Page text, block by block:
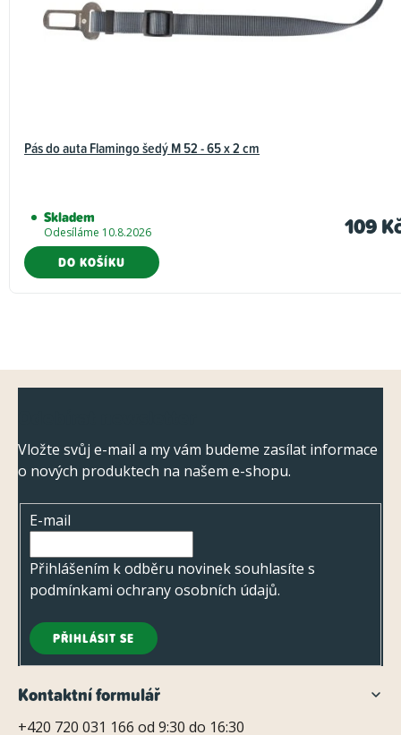
Pás do auta Flamingo šedý M 52 - 65 x 2 cm
Skladem
Odesíláme 10.8.2026 109
DO KOŠÍKU
Vložte svůj e-mail a my vám budeme zasílat informace
o nových produktech na našem e-shopu.
E-mail
Přihlášením k odběru novinek souhlasíte s
podmínkami ochrany osobních údajů.
PŘIHLÁSIT SE
Kontaktní formulář
+420 720 031 166 od 9:30 do 16:30